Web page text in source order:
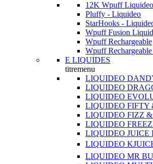
12K Wpuff Liquideo
Pluffy - Liquideo
StarHooks -
Wpuff Fusion
Wpuff Rechargeable
Wpuff
E LIQUIDES
titremenu
LIQUIDEO
LIQUIDEO
LIQUIDEO
LIQUIDEO FIFTY
LIQUIDEO FIZZ &
LIQUIDEO
LIQUIDEO JUICE
LIQUIDEO
LIQUIDEO MR